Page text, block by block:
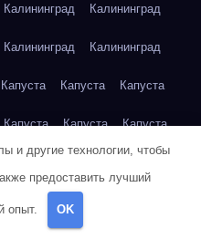
Калининград Калининград
Калининград Калининград
Капуста Капуста Капуста
Капуста Капуста Капуста
и другие технологии, чтобы
предоставить лучший
опыт. OK